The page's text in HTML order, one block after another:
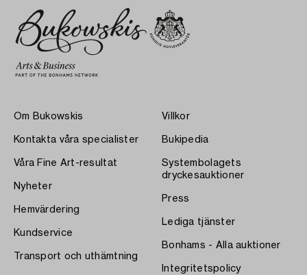
Om Bukowskis
Kontakta våra specialister
Våra Fine Art-resultat
Nyheter
Hemvärdering
Kundservice
Transport och uthämtning
Villkor
Bukipedia
Systembolagets
dryckesauktioner
Press
Lediga tjänster
Bonhams - Alla auktioner
Integritetspolicy